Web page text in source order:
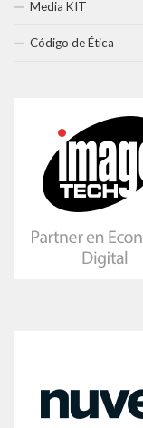
Media KIT
Código de Ética